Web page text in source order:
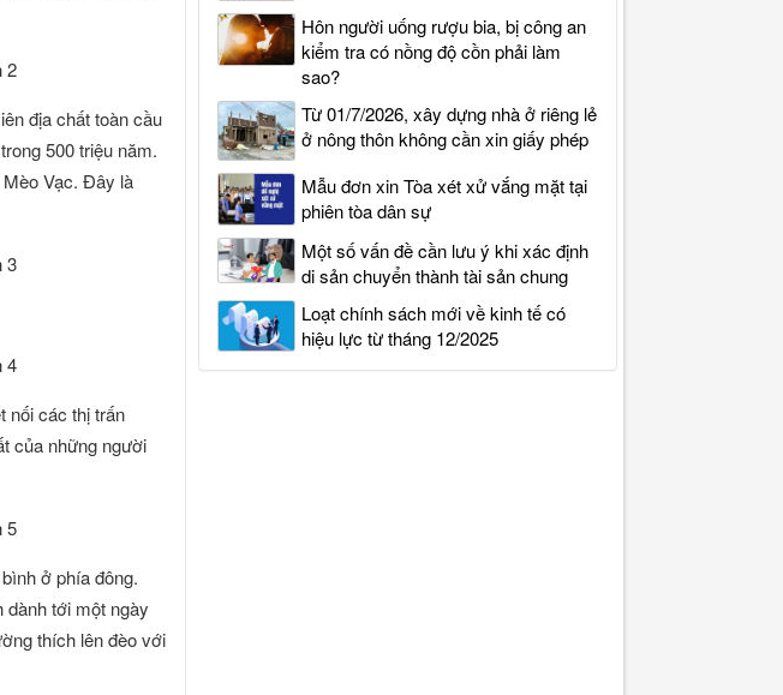
địa chất toàn cầu
500 triệu năm.
Vạc. Đây là
nối các thị trấn
của những người
ở phía đông.
dành tới một ngày
thích lên đèo với
Hôn người uống rượu bia, bị công an
kiểm tra có nồng độ cồn phải làm
sao?
Từ 01/7/2026, xây dựng nhà ở riêng lẻ
ở nông thôn không cần xin giấy phép
Mẫu đơn xin Tòa xét xử vắng mặt tại
phiên tòa dân sự
Một số vấn đề cần lưu ý khi xác định
di sản chuyển thành tài sản chung
Loạt chính sách mới về kinh tế có
hiệu lực từ tháng 12/2025